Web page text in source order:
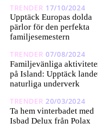
TRENDER 17/10/2024
Upptäck Europas dolda
pärlor för den perfekta
familjesemestern
TRENDER 07/08/2024
Familjevänliga
på Island: Upptäck
naturliga underverk
TRENDER 20/03/2024
Ta hem vinterbadet med
Isbad Delux från Polax